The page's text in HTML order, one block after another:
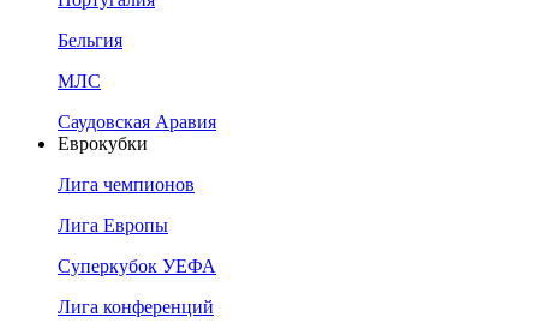
Бельгия
МЛС
Саудовская Аравия
Еврокубки
Лига чемпионов
Лига Европы
Суперкубок УЕФА
Лига конференций